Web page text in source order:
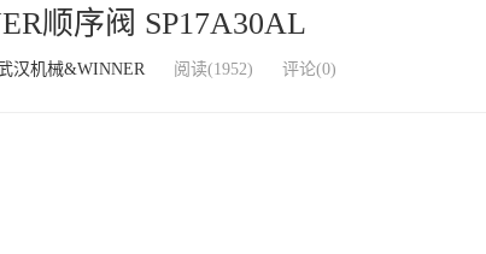
顺序阀 SP17A30AL
汉机械&WINNER 阅读(1952) 评论(0)